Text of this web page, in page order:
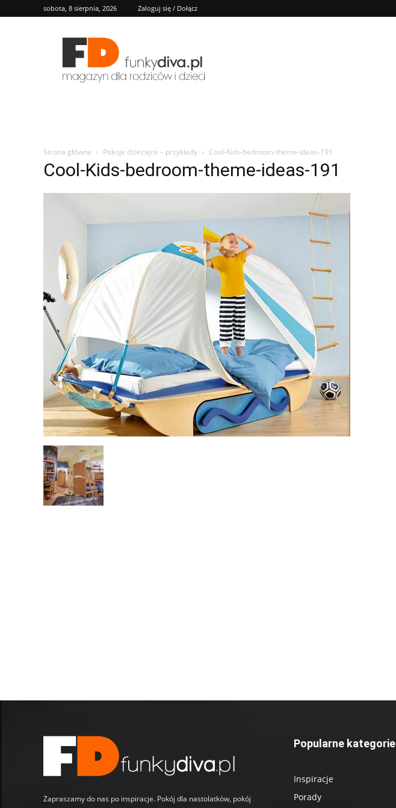
sobota, 8 sierpnia, 2026 Zaloguj się / Dołącz
FD
Strona główna Pokoje dziecięce – przykłady Cool-Kids-bedroom-theme-ideas-191
Cool-Kids-bedroom-theme-ideas-191
Zapraszamy do nas po inspiracje. Pokój dla nastolatków, pokój
Popularne kategorie
Inspiracje
Porady